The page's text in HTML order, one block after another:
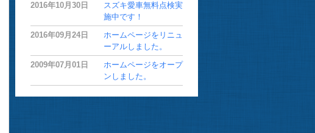
2016年10月30日
スズキ愛車無料点検実
施中です！
2016年09月24日
ホームページをリニュ
ーアルしました。
2009年07月01日
ホームページをオープ
ンしました。